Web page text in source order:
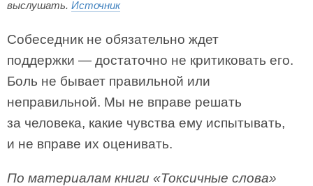
выслушать. Источник
Собеседник не обязательно ждет
поддержки — достаточно не критиковать его.
Боль не бывает правильной или
неправильной. Мы не вправе решать
за человека, какие чувства ему испытывать,
и не вправе их оценивать.
По материалам книги «Токсичные слова»